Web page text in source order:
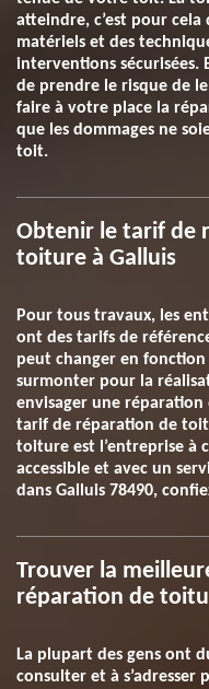
atteindre, c’est pour
matériels et des
interventions sécurisées.
de prendre le risque de
faire à votre place la
que les dommages ne
toit.
Obtenir le tarif de
toiture à Galluis
Pour tous travaux, les
ont des tarifs de
peut changer en
surmonter pour la
envisager une
tarif de réparation de
toiture est l’entreprise à
accessible et avec un
dans Galluis 78490,
Trouver la
réparation de
La plupart des gens ont
consulter et à s’adresser